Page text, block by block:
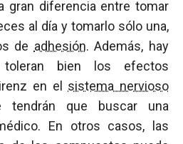
gran diferencia entre tomar
al día y tomarlo sólo una,
de adhesión. Además, hay
bien los efectos
en el sistema nervioso
que buscar una
En otros casos, las